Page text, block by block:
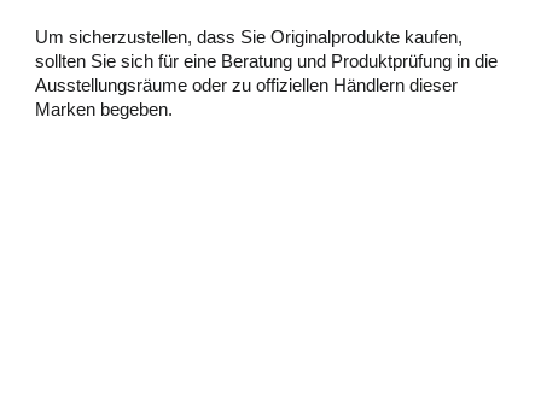
Um sicherzustellen, dass Sie Originalprodukte kaufen,
sollten Sie sich für eine Beratung und Produktprüfung in die
Ausstellungsräume oder zu offiziellen Händlern dieser
Marken begeben.